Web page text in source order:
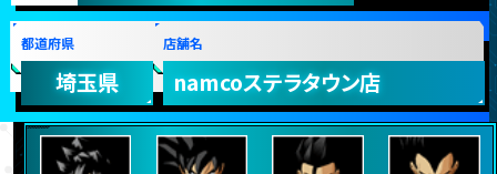
都道府県
埼玉県
店舗名
namcoステラタウン店